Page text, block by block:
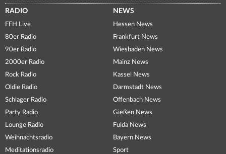
RADIO
FFH Live
80er Radio
90er Radio
2000er Radio
Rock Radio
Oldie Radio
Schlager Radio
Party Radio
Lounge Radio
Weihnachtsradio
Meditationsradio
NEWS
Hessen News
Frankfurt News
Wiesbaden News
Mainz News
Kassel News
Darmstadt News
Offenbach News
Gießen News
Fulda News
Bayern News
Sport